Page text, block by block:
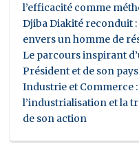
l’efficacité comme
Djiba Diakité reconduit
envers un homme de
Le parcours inspirant
Président et de son
Industrie et Commerce
l’industrialisation et la
de son action